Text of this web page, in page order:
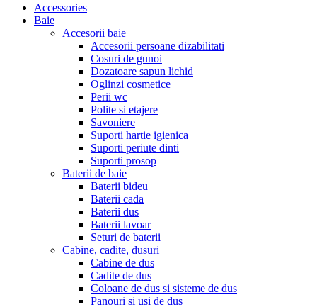
Accessories
Baie
Accesorii baie
Accesorii persoane dizabilitati
Cosuri de gunoi
Dozatoare sapun lichid
Oglinzi cosmetice
Perii wc
Polite si etajere
Savoniere
Suporti hartie igienica
Suporti periute dinti
Suporti prosop
Baterii de baie
Baterii bideu
Baterii cada
Baterii dus
Baterii lavoar
Seturi de baterii
Cabine, cadite, dusuri
Cabine de dus
Cadite de dus
Coloane de dus si sisteme de dus
Panouri si usi de dus